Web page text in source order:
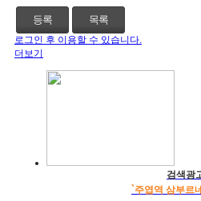
등록 목록
로그인 후 이용할 수 있습니다.
더보기
검색광
`주엽역 삼부르